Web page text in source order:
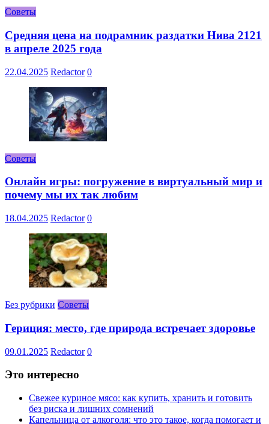
Советы
Средняя цена на подрамник раздатки Нива 2121
в апреле 2025 года
22.04.2025 Redactor 0
Советы
Онлайн игры: погружение в виртуальный мир и
почему мы их так любим
18.04.2025 Redactor 0
Без рубрики Советы
Гериция: место, где природа встречает здоровье
09.01.2025 Redactor 0
Это интересно
Свежее куриное мясо: как купить, хранить и готовить
без риска и лишних сомнений
Капельница от алкоголя: что это такое, когда помогает и